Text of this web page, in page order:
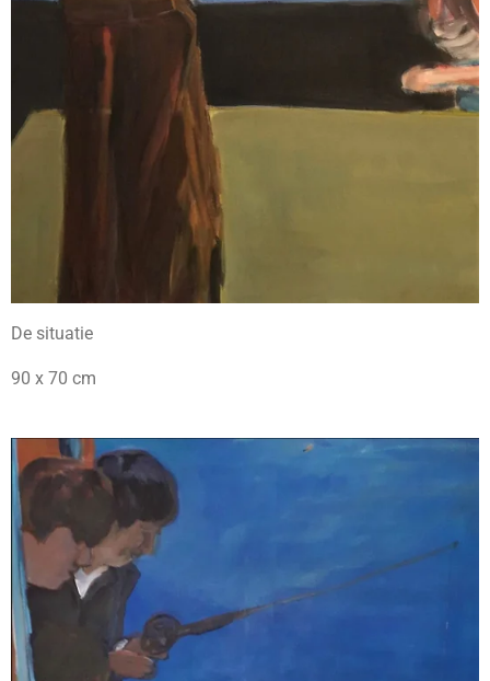
De situatie
90 x 70 cm